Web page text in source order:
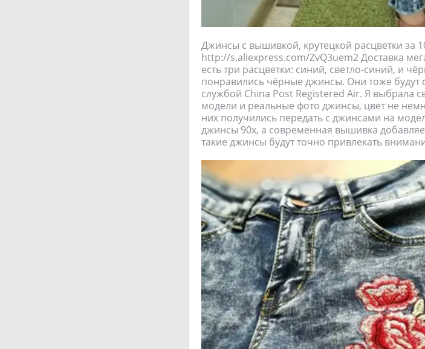
Джинсы с вышивкой, крутецкой расцветки за
http://s.aliexpress.com/ZvQ3uem2 Доставка
есть три расцветки: синий, светло-синий, и
понравились чёрные джинсы. Они тоже будут
службой China Post Registered Air. Я выбрала
модели и реальные фото джинсы, цвет не
них получились передать с джинсами на
джинсы 90х, а современная вышивка
такие джинсы будут точно привлекать